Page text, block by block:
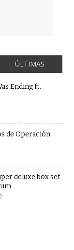
ÚLTIMAS
Ending ft.
de Operación
deluxe box set